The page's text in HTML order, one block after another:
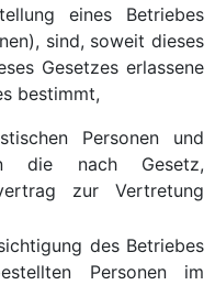
eines Betriebes
sind, soweit dieses
Gesetzes erlassene
bestimmt,
Personen und
die nach Gesetz,
zur Vertretung
des Betriebes
Personen im